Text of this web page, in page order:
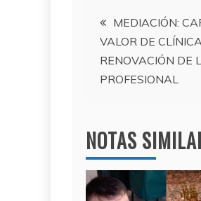
b
o
o
a
m
Navegación
de
entradas
MEDIACIÓN:
VALOR DE
RENOVACIÓN DE
PROFESIONAL
NOTAS